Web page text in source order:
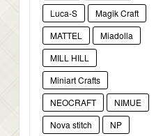
Luca-S
Magik Craft
MATTEL
Miadolla
MILL HILL
Miniart Crafts
NEOCRAFT
NIMUE
Nova stitch
NP